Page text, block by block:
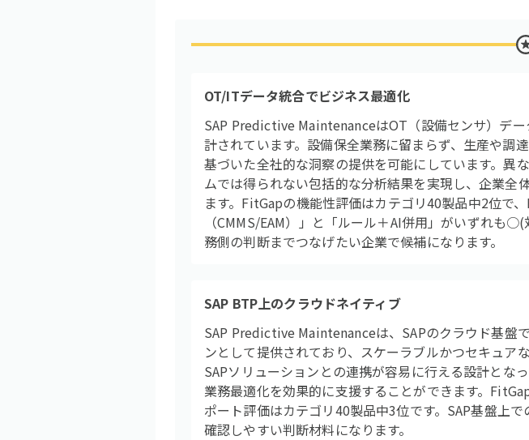
OT/ITデータ統合でビジネス最適化
SAP Predictive MaintenanceはOT（設備センサ）デ
計されています。設備保全業務に留まらず、生産や調
基づいた全社的な洞察の提供を可能にしています。異
ムでは得られない包括的な分析結果を実現し、企業全
ます。FitGapの機能性評価はカテゴリ40製品中2位で
（CMMS/EAM）」と「ルール＋AI併用」がいずれも
務側の判断までつなげたい企業で候補になります。
SAP BTP上のクラウドネイティブ
SAP Predictive Maintenanceは、SAPのクラウド基盤
ンとして提供されており、スケーラブルかつセキュア
SAPソリューションとの連携が容易に行える設計とな
業務最適化を効果的に支援することができます。
ポート評価はカテゴリ40製品中3位です。SAP基盤上
確認しやすい判断材料になります。